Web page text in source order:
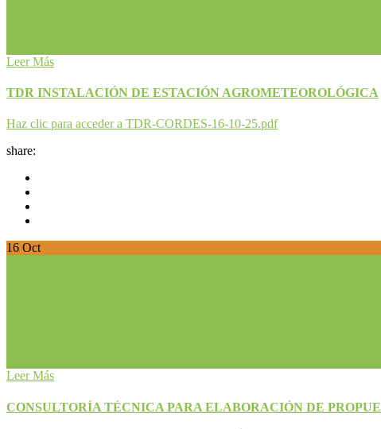
Leer Más
TDR INSTALACIÓN DE ESTACIÓN AGROMETEOROLÓGICA
Haz clic para acceder a TDR-CORDES-16-10-25.pdf
share:
16 Oct
Leer Más
CONSULTORÍA TÉCNICA PARA ELABORACIÓN DE